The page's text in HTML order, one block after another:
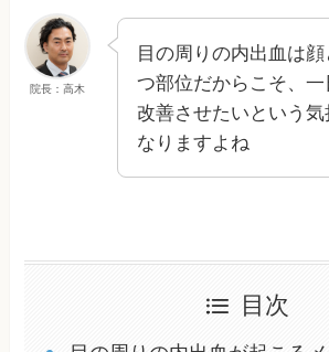
院長：高木
目の周りの内出血は
つ部位だからこそ、一
改善させたいという気
なりますよね
目次